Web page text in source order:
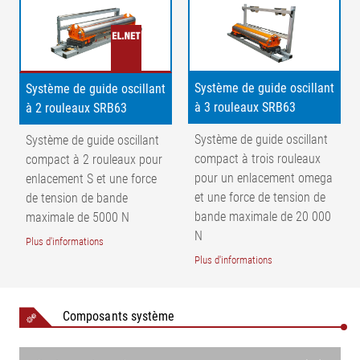
du défilement de la bande | a = Angle de correction | σ1 =
Tension de base de la bande | σ2 = Répartition de la tension
due au mouvement de pivotement du cadre de rouleau à
l'entrée | σ3 = Répartition de la tension due au mouvement du
cadre de rouleau à la sortie | 1 = Point de rotation | 2 = Rouleau
d'entrée | 3 = Rouleau d’asservissement | 4 = Capteur | 5 =
Rouleau fixateur | L1 = Longueur d'entrée jusqu'au point de
rotation | L2 = Longueur d'entrée du point de rotation jusqu'au
guide oscillant | L3 = Longueur d'entrée | L4 = Longueur de
sortie
Répartition de la tension de bande à la sortie | K = Correction
du défilement de la bande | a = Angle de correction | σ1 =
Système de guide oscillant
à 2 rouleaux SRB63
Système de guide oscillant
compact à 2 rouleaux pour
enlacement S et une force
de tension de bande
maximale de 5000 N
Plus d'informations
Système de guide oscillant
à 3 rouleaux SRB63
Système de guide oscillant
compact à trois rouleaux
pour un enlacement omega
et une force de tension de
bande maximale de 20 000
N
Plus d'informations
Composants système